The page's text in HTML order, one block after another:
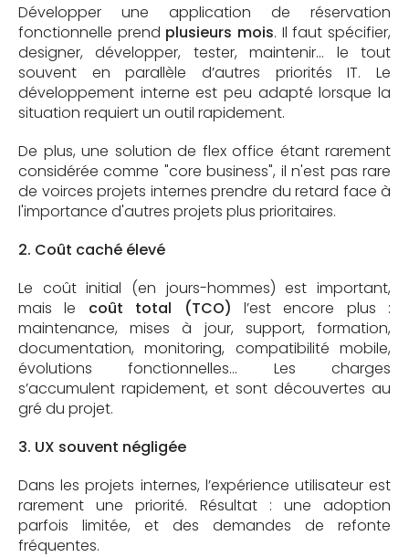
Développer une application de réservation
fonctionnelle prend plusieurs mois. Il faut spécifier,
designer, développer, tester, maintenir… le tout
souvent en parallèle d’autres priorités IT. Le
développement interne est peu adapté lorsque la
situation requiert un outil rapidement.
De plus, une solution de flex office étant rarement
considérée comme "core business", il n'est pas rare
de voirces projets internes prendre du retard face à
l'importance d'autres projets plus prioritaires.
2. Coût caché élevé
Le coût initial (en jours-hommes) est important,
mais le coût total (TCO) l’est encore plus :
maintenance, mises à jour, support, formation,
documentation, monitoring, compatibilité mobile,
évolutions fonctionnelles… Les charges
s’accumulent rapidement, et sont découvertes au
gré du projet.
3. UX souvent négligée
Dans les projets internes, l’expérience utilisateur est
rarement une priorité. Résultat : une adoption
parfois limitée, et des demandes de refonte
fréquentes.